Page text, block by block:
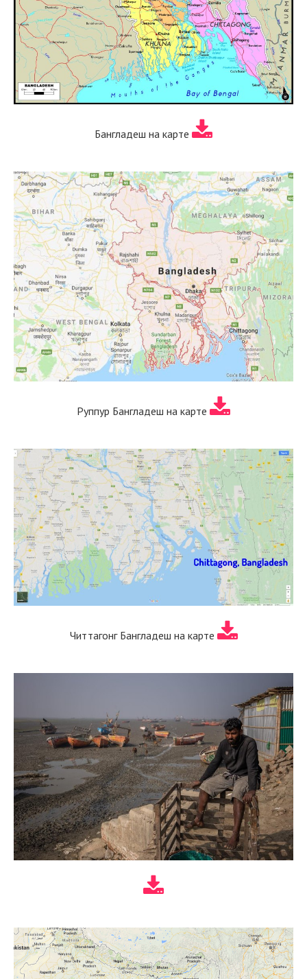
Бангладеш на карте
Руппур Бангладеш на карте
Читтагонг Бангладеш на карте